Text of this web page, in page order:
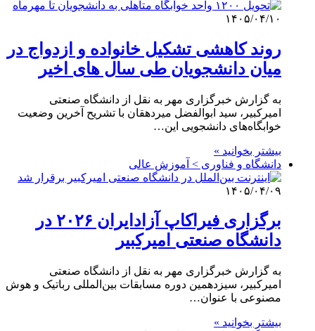
۱۴۰۵/۰۴/۱۰
روند کاهشی تشکیل خانواده و ازدواج در
میان دانشجویان طی سال های اخیر
به گزارش خبرگزاری مهر به نقل از دانشگاه صنعتی
امیرکبیر، سید ابوالفضل میردهقان با تشریح آخرین وضعیت
خوابگاه‌های دانشجویی این…
بیشتر بخوانید »
دانشگاه و فناوری > آموزش عالی
۱۴۰۵/۰۴/۰۹
برگزاری فیراکاپ آزادایران ۲۰۲۶ در
دانشگاه صنعتی امیرکبیر
به گزارش خبرگزاری مهر به نقل از دانشگاه صنعتی
امیرکبیر، سیزدهمین دوره مسابقات بین‌المللی رباتیک و هوش
مصنوعی با عنوان…
بیشتر بخوانید »